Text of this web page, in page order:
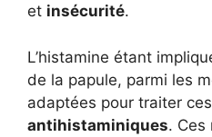
et insécurité.
L’histamine étant
de la papule, parmi les
adaptées pour traiter
antihistaminiques. Ces